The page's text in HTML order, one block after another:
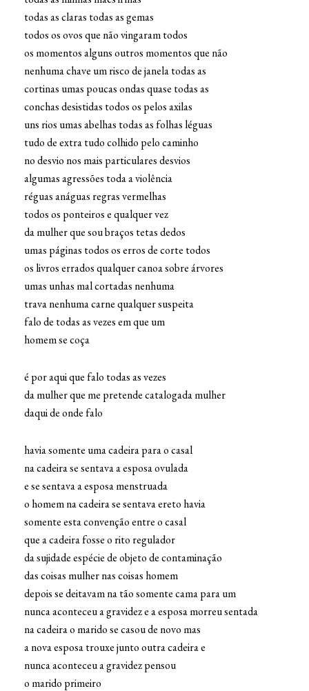
todas as claras todas as gemas
todos os ovos que não vingaram todos
os momentos alguns outros momentos que não
nenhuma chave um risco de janela todas as
cortinas umas poucas ondas quase todas as
conchas desistidas todos os pelos axilas
uns rios umas abelhas todas as folhas léguas
tudo de extra tudo colhido pelo caminho
no desvio nos mais particulares desvios
algumas agressões toda a violência
réguas anáguas regras vermelhas
todos os ponteiros e qualquer vez
da mulher que sou braços tetas dedos
umas páginas todos os erros de corte todos
os livros errados qualquer canoa sobre árvores
umas unhas mal cortadas nenhuma
trava nenhuma carne qualquer suspeita
falo de todas as vezes em que um
homem se coça
é por aqui que falo todas as vezes
da mulher que me pretende catalogada mulher
daqui de onde falo
havia somente uma cadeira para o casal
na cadeira se sentava a esposa ovulada
e se sentava a esposa menstruada
o homem na cadeira se sentava ereto havia
somente esta convenção entre o casal
que a cadeira fosse o rito regulador
da sujidade espécie de objeto de contaminação
das coisas mulher nas coisas homem
depois se deitavam na tão somente cama para um
nunca aconteceu a gravidez e a esposa morreu sentada
na cadeira o marido se casou de novo mas
a nova esposa trouxe junto outra cadeira e
nunca aconteceu a gravidez pensou
o marido primeiro